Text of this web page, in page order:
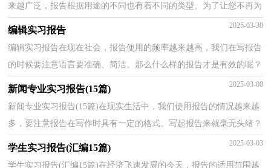
来越广泛，报告根据用途的不同也有着不同的类型。为了让您不再为
写报告头疼，以下是小编整理的销售毕业实习报告，欢...
编辑实习报告 2025-03-30
编辑实习报告在现在社会，报告使用的频率越来越高，我们在写报告
的时候要注意语言要准确、简洁。那么什么样的报告才是有效的呢？
以下是小编收集整理的编辑实习报告，仅供参考，欢迎大...
新闻专业实习报告(15篇) 2025-03-08
新闻专业实习报告(15篇)在现实生活中，我们使用报告的情况越来越
多，要注意报告在写作时具有一定的格式。写起报告来就毫无头绪？
下面是小编帮大家整理的新闻专业实习报告，欢迎阅读...
学生实习报告(汇编15篇) 2025-03-03
学生实习报告(汇编15篇)在经济飞速发展的今天，报告的适用范围越